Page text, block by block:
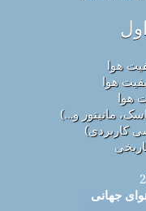
هوا
هوا
هوا
مانیتور و…)
جهانی